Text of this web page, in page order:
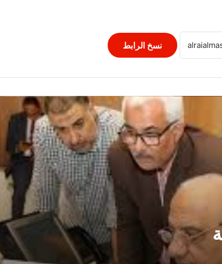
نسخ الرابط
2026
الحديد يواصل الاستقرار.. أسعار الطن اليوم
5 أغسطس 2026 بالمصانع
كم سجل الدولار اليوم؟.. أحدث أسعار
العملات الأجنبية الأربعاء 5 أغسطس 2026
هدوء في سوق الأسمنت.. الأسعار تواصل
الاستقرار بالمصانع اليوم 5 أغسطس 2026